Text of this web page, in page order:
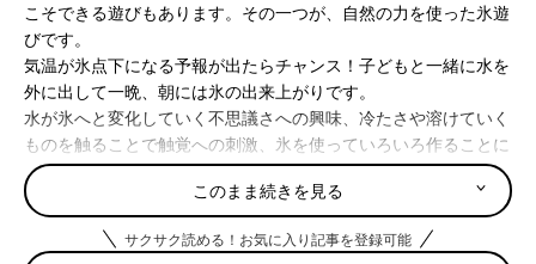
こそできる遊びもあります。その一つが、自然の力を使った氷遊
びです。
気温が氷点下になる予報が出たらチャンス！子どもと一緒に水を
外に出して一晩、朝には氷の出来上がりです。
水が氷へと変化していく不思議さへの興味、冷たさや溶けていく
ものを触ることで触覚への刺激、氷を使っていろいろ作ることに
よる創造力、「冷たい！」「凍りそう！」といった状態を表す言
葉の使用など、氷遊びの中には五感をフルに使って、遊びから学
ぶ要素がたくさん。
氷を使っていろんな遊びを楽しんでみましょう！
このまま続きを見る
サクサク読める！お気に入り記事を登録可能